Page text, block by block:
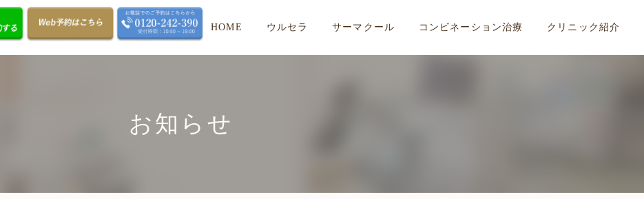
HOME ウルセラ
治療の流れ よくあるご質問
ウルトラセルとウルセラの違い
サーマクール
治療の流れ よくあるご質問
コンビネーション治療
治療費用
クリニック紹介
お知らせ